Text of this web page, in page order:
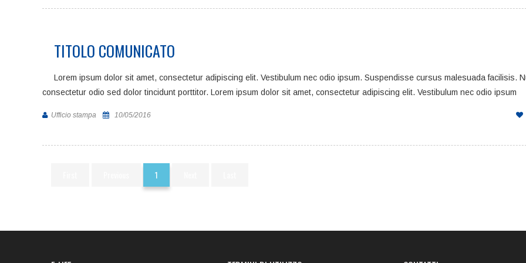
TITOLO COMUNICATO
Lorem ipsum dolor sit amet, consectetur adipiscing elit. Vestibulum nec odio ipsum. Suspendisse cursus malesuada facilisis.
consectetur odio sed dolor tincidunt porttitor. Lorem ipsum dolor sit amet, consectetur adipiscing elit. Vestibulum nec odio ipsum
Ufficio stampa 10/05/2016
1